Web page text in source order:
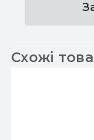
Схожі